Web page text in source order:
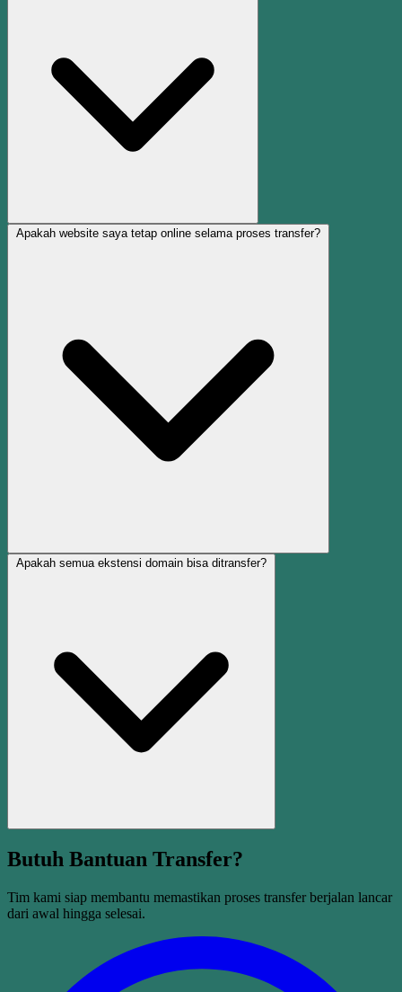
Apakah website saya tetap online selama proses transfer?
Apakah semua ekstensi domain bisa ditransfer?
Butuh Bantuan Transfer?
Tim kami siap membantu memastikan proses transfer berjalan lancar
dari awal hingga selesai.